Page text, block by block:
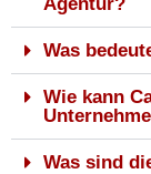
Was
Wie kann
Was sind